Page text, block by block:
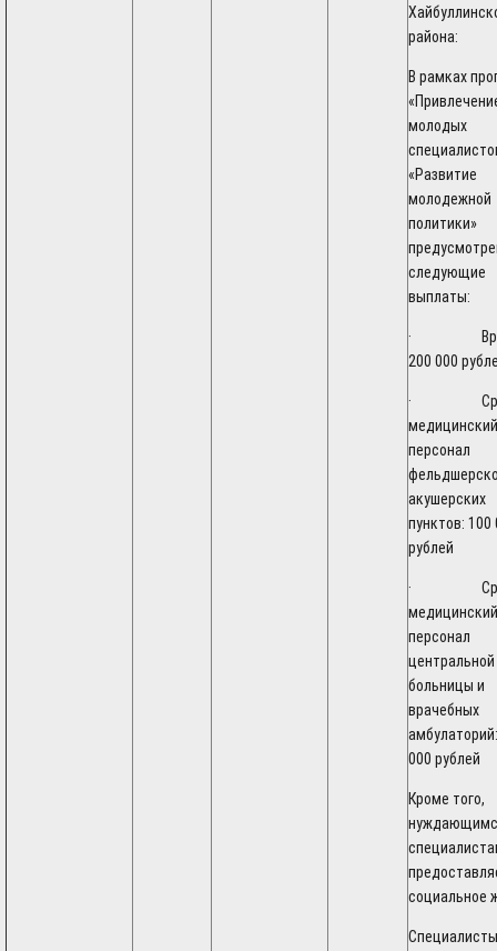
района:
В рамках
молодых
«Развитие
молодежной
политики»
следующие
выплаты:
·
200 000
·
медицинский
персонал
акушерских
пунктов: 100
рублей
·
медицинский
персонал
центральной
больницы и
врачебных
000 рублей
Кроме того,
социальное
Специалисты